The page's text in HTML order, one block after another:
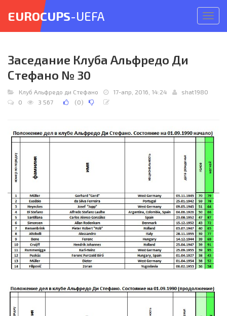
меню
EUROCUPS-UEFA
Заседание Клуба Альфредо Ди
Стефано № 30
Клуб Альфредо ди Стефано 17-апр, 2016, 14:24
shat1980
0
3 567 (0)